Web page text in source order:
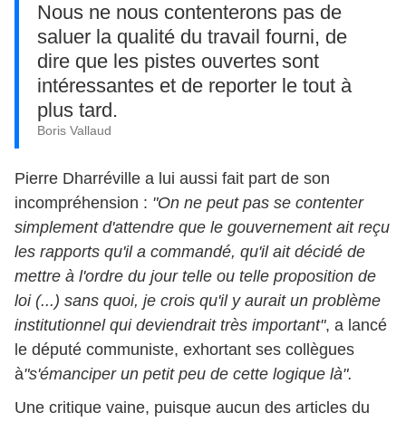
Nous ne nous contenterons pas de
saluer la qualité du travail fourni, de
dire que les pistes ouvertes sont
intéressantes et de reporter le tout à
plus tard.
Boris Vallaud
Pierre Dharréville a lui aussi fait part de son
incompréhension : "On ne peut pas se contenter
simplement d'attendre que le gouvernement ait reçu
les rapports qu'il a commandé, qu'il ait décidé de
mettre à l'ordre du jour telle ou telle proposition de
loi (...) sans quoi, je crois qu'il y aurait un problème
institutionnel qui deviendrait très important", a lancé
le député communiste, exhortant ses collègues
à"s'émanciper un petit peu de cette logique là".
Une critique vaine, puisque aucun des articles du